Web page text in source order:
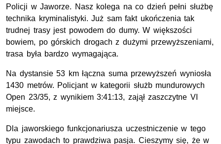
Policji w Jaworze. Nasz kolega na co dzień pełni służbę
technika kryminalistyki. Już sam fakt ukończenia tak
trudnej trasy jest powodem do dumy. W większości
bowiem, po górskich drogach z dużymi przewyższeniami,
trasa była bardzo wymagająca.
Na dystansie 53 kmłączna suma przewyższeń wyniosła
1430 metrów. Policjant w kategorii służb mundurowych
Open 23/35, z wynikiem 3:41:13, zajął zaszczytne VI
miejsce.
Dla jaworskiego funkcjonariusza uczestniczenie w tego
typu zawodach to prawdziwa pasja. Cieszymy się, że w